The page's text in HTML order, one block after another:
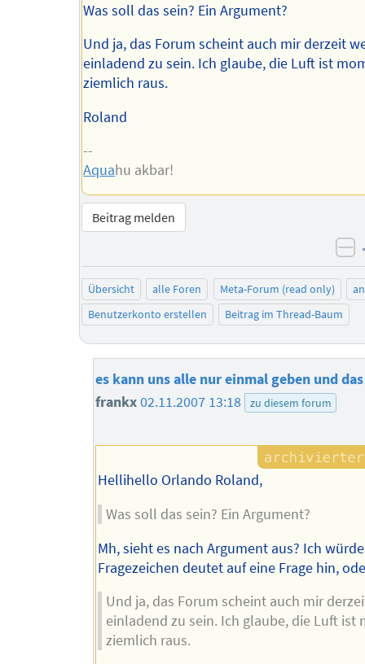
Was soll das sein? Ein Argument?
Und ja, das Forum scheint auch mir derzeit
einladend zu sein. Ich glaube, die Luft ist
ziemlich raus.
Roland
--
Aquahu akbar!
Beitrag melden
Übersicht alle Foren Meta-Forum (read only)
Benutzerkonto erstellen
Beitrag im Thread-Baum
es kann uns alle nur einmal geben und
frankx02.11.2007 13:18 zu diesem forum
Hellihello Orlando Roland,
Was soll das sein? Ein Argument?
Mh, sieht es nach Argument aus? Ich
Fragezeichen deutet auf eine Frage hin,
Und ja, das Forum scheint auch mir
einladend zu sein. Ich glaube, die Luft ist
ziemlich raus.